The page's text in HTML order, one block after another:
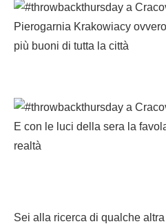
Pierogarnia Krakowiacy
più buoni di tutta la città
E con le luci della sera la
realtà
Sei alla ricerca di qualche